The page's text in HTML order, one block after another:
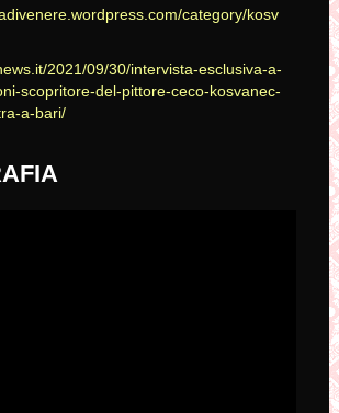
category/kosv
2021/09/30/intervista-esclusiva-a-
scopritore-del-pittore-ceco-kosvanec-
a-bari/